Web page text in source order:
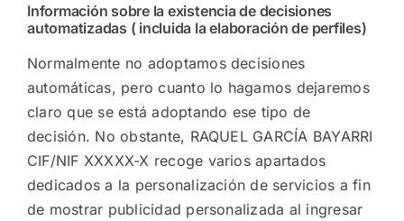
Información sobre la existencia de decisiones
automatizadas ( incluida la elaboración de perfiles)
Normalmente no adoptamos decisiones
automáticas, pero cuanto lo hagamos dejaremos
claro que se está adoptando ese tipo de
decisión. No obstante, RAQUEL GARCÍA BAYARRI
CIF/NIF XXXXX-X recoge varios apartados
dedicados a la personalización de servicios a fin
de mostrar publicidad personalizada al ingresar